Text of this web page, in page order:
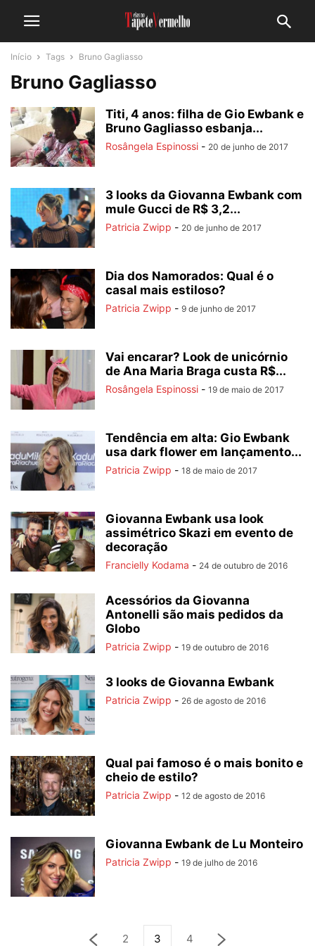
Início Tags Bruno Gagliasso
Bruno Gagliasso
Titi, 4 anos: filha de Gio Ewbank e
Bruno Gagliasso esbanja...
Rosângela Espinossi - 20 de junho de 2017
3 looks da Giovanna Ewbank com
mule Gucci de R$ 3,2...
Patricia Zwipp - 20 de junho de 2017
Dia dos Namorados: Qual é o
casal mais estiloso?
Patricia Zwipp - 9 de junho de 2017
Vai encarar? Look de unicórnio
de Ana Maria Braga custa R$...
Rosângela Espinossi - 19 de maio de 2017
Tendência em alta: Gio Ewbank
usa dark flower em lançamento...
Patricia Zwipp - 18 de maio de 2017
Giovanna Ewbank usa look
assimétrico Skazi em evento de
decoração
Francielly Kodama - 24 de outubro de 2016
Acessórios da Giovanna
Antonelli são mais pedidos da
Globo
Patricia Zwipp - 19 de outubro de 2016
3 looks de Giovanna Ewbank
Patricia Zwipp - 26 de agosto de 2016
Qual pai famoso é o mais bonito e
cheio de estilo?
Patricia Zwipp - 12 de agosto de 2016
Giovanna Ewbank de Lu Monteiro
Patricia Zwipp - 19 de julho de 2016
2 3 4